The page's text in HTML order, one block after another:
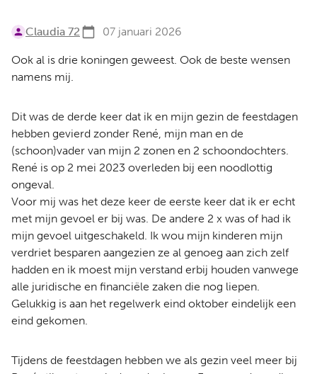
Claudia 72 07 januari 2026
Ook al is drie koningen geweest. Ook de beste wensen
namens mij.
Dit was de derde keer dat ik en mijn gezin de feestdagen
hebben gevierd zonder René, mijn man en de
(schoon)vader van mijn 2 zonen en 2 schoondochters.
René is op 2 mei 2023 overleden bij een noodlottig
ongeval.
Voor mij was het deze keer de eerste keer dat ik er echt
met mijn gevoel er bij was. De andere 2 x was of had ik
mijn gevoel uitgeschakeld. Ik wou mijn kinderen mijn
verdriet besparen aangezien ze al genoeg aan zich zelf
hadden en ik moest mijn verstand erbij houden vanwege
alle juridische en financiële zaken die nog liepen.
Gelukkig is aan het regelwerk eind oktober eindelijk een
eind gekomen.
Tijdens de feestdagen hebben we als gezin veel meer bij